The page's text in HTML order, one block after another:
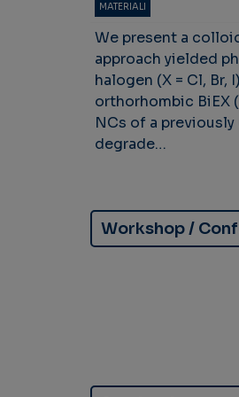
MATERIALI
We present a
approach yielded
halogen (X = Cl,
orthorhombic BiEX
NCs of a
degrade…
Workshop /